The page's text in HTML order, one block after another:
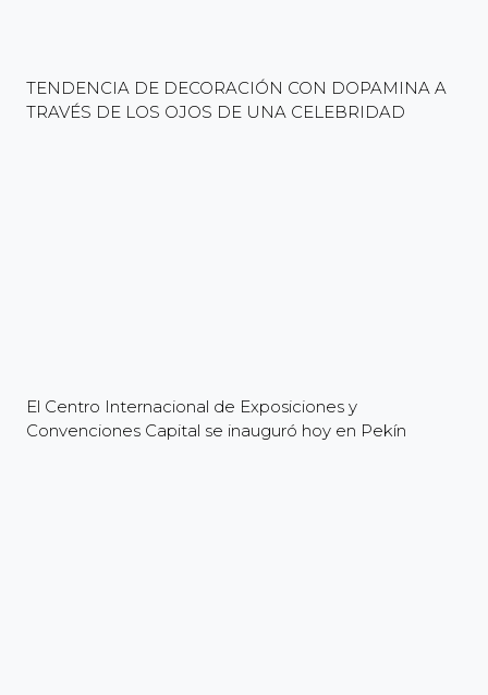
TENDENCIA DE DECORACIÓN CON DOPAMINA A
TRAVÉS DE LOS OJOS DE UNA CELEBRIDAD
El Centro Internacional de Exposiciones y
Convenciones Capital se inauguró hoy en Pekín